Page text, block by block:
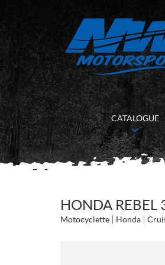
CATALOGUE
HONDA REBEL
Motocyclette Honda